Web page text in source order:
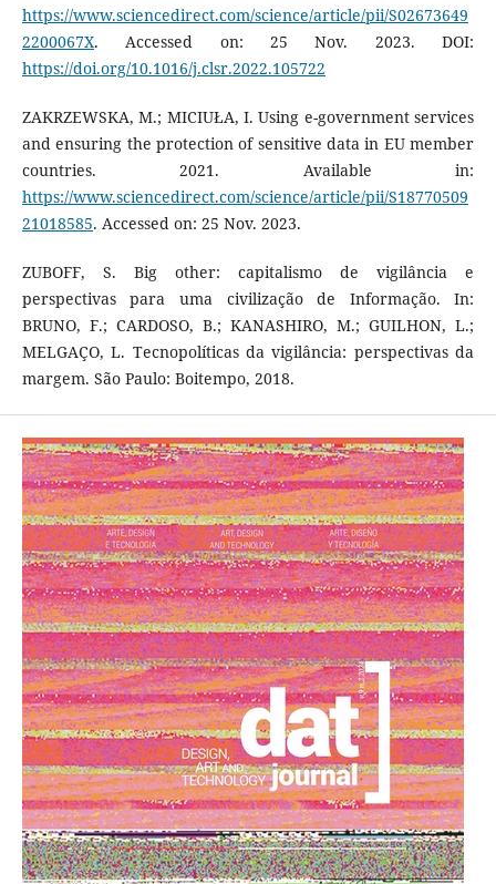
https://www.sciencedirect.com/science/article/pii/S02673649
2200067X. Accessed on: 25 Nov. 2023. DOI:
https://doi.org/10.1016/j.clsr.2022.105722
ZAKRZEWSKA, M.; MICIUŁA, I. Using e-government services
and ensuring the protection of sensitive data in EU member
countries. 2021. Available in:
https://www.sciencedirect.com/science/article/pii/S18770509
21018585. Accessed on: 25 Nov. 2023.
ZUBOFF, S. Big other: capitalismo de vigilância e
perspectivas para uma civilização de Informação. In:
BRUNO, F.; CARDOSO, B.; KANASHIRO, M.; GUILHON, L.;
MELGAÇO, L. Tecnopolíticas da vigilância: perspectivas da
margem. São Paulo: Boitempo, 2018.